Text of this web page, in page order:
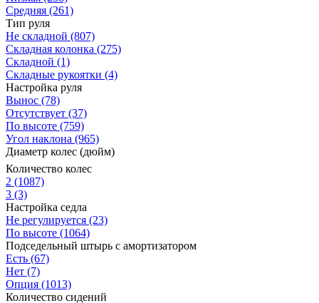
Средняя (261)
Тип руля
Не складной (807)
Складная колонка (275)
Складной (1)
Складные рукоятки (4)
Настройка руля
Вынос (78)
Отсутствует (37)
По высоте (759)
Угол наклона (965)
Диаметр колес (дюйм)
Количество колес
2 (1087)
3 (3)
Настройка седла
Не регулируется (23)
По высоте (1064)
Подседельный штырь с амортизатором
Есть (67)
Нет (7)
Опция (1013)
Количество сидений